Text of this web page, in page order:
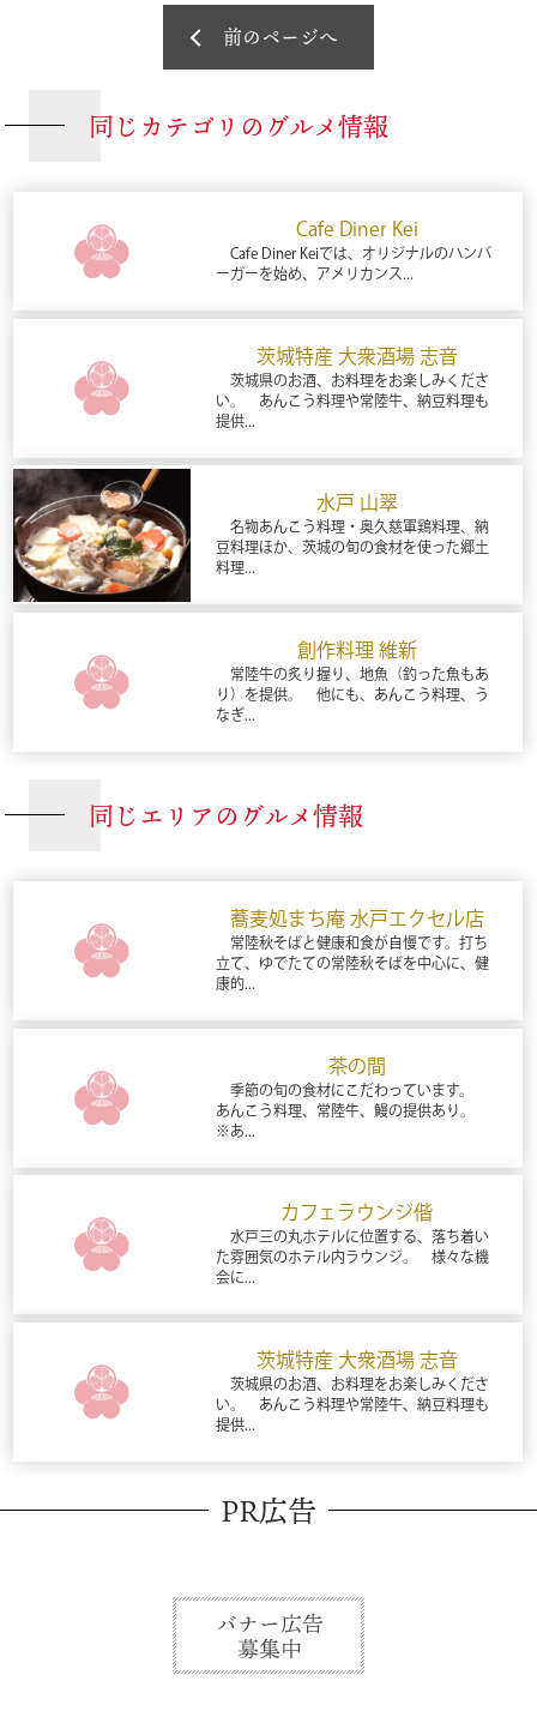
前のページへ
同じカテゴリのグルメ情報
Cafe Diner Kei
Cafe Diner Keiでは、オリジナルのハンバ
ーガーを始め、アメリカンス...
茨城特産 大衆酒場 志音
茨城県のお酒、お料理をお楽しみくださ
い。 あんこう料理や常陸牛、納豆料理も
提供...
水戸 山翠
名物あんこう料理・奥久慈軍鶏料理、納
豆料理ほか、茨城の旬の食材を使った郷土
料理...
創作料理 維新
常陸牛の炙り握り、地魚（釣った魚もあ
り）を提供。 他にも、あんこう料理、う
なぎ...
同じエリアのグルメ情報
蕎麦処まち庵 水戸エクセル店
常陸秋そばと健康和食が自慢です。打ち
立て、ゆでたての常陸秋そばを中心に、健
康的...
茶の間
季節の旬の食材にこだわっています。
あんこう料理、常陸牛、鰻の提供あり。
※あ...
カフェラウンジ偕
水戸三の丸ホテルに位置する、落ち着い
た雰囲気のホテル内ラウンジ。 様々な機
会に...
茨城特産 大衆酒場 志音
茨城県のお酒、お料理をお楽しみくださ
い。 あんこう料理や常陸牛、納豆料理も
提供...
PR広告